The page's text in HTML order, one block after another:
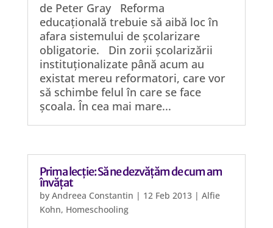
de Peter Gray Reforma
educațională trebuie să aibă loc în
afara sistemului de școlarizare
obligatorie. Din zorii școlarizării
instituționalizate până acum au
existat mereu reformatori, care vor
să schimbe felul în care se face
școala. În cea mai mare...
Prima lecție: Să ne dezvățăm de cum am
învățat
by Andreea Constantin | 12 Feb 2013| Alfie
Kohn, Homeschooling